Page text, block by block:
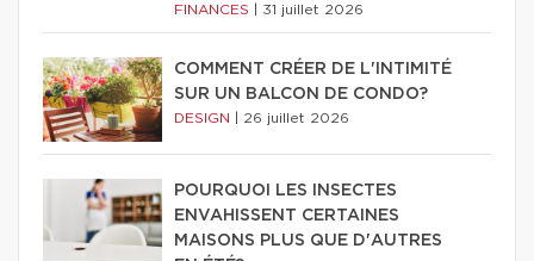
FINANCES 31 juillet 2026
COMMENT CRÉER DE L'INTIMITÉ
SUR UN BALCON DE CONDO?
DESIGN 26 juillet 2026
POURQUOI LES INSECTES
ENVAHISSENT CERTAINES
MAISONS PLUS QUE D'AUTRES